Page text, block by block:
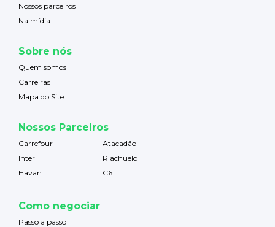
Nossos parceiros
Na mídia
Sobre nós
Quem somos
Carreiras
Mapa do Site
Nossos Parceiros
Carrefour
Atacadão
Inter
Riachuelo
Havan
C6
Como negociar
Passo a passo